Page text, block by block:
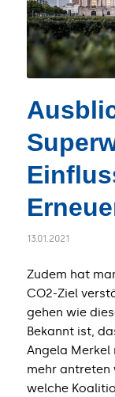
13.01.2021
Zudem hat
CO2-Ziel
gehen wie
Bekannt ist,
Angela
mehr antreten
welche